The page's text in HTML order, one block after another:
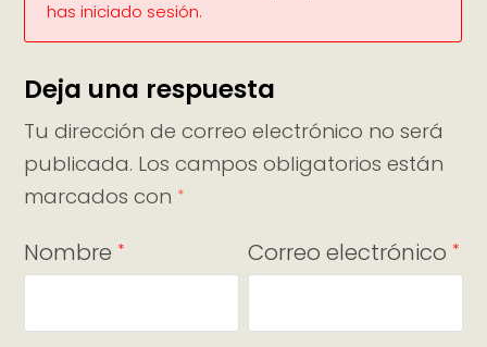
has iniciado sesión.
Deja una respuesta
Tu dirección de correo electrónico no será
publicada. Los campos obligatorios están
marcados con *
Nombre * Correo electrónico *